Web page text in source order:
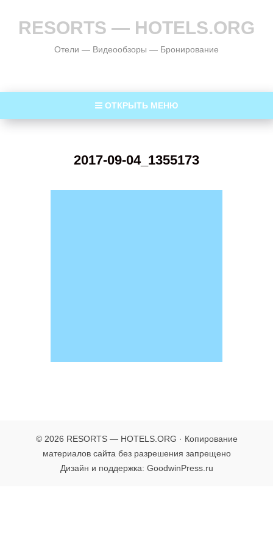
RESORTS — HOTELS.ORG
Отели — Видеообзоры — Бронирование
ОТКРЫТЬ МЕНЮ
2017-09-04_1355173
© 2026 RESORTS — HOTELS.ORG · Копирование
материалов сайта без разрешения запрещено
Дизайн и поддержка: GoodwinPress.ru